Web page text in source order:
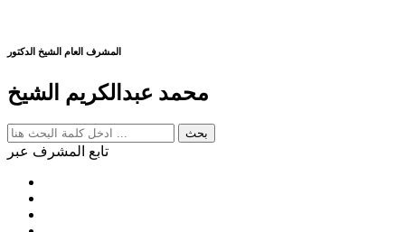
المشرف العام الشيخ الدكتور
محمد عبدالكريم الشيخ
تابع المشرف عبر